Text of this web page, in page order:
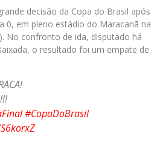
decisão da Copa do Brasil após
0, em pleno estádio do Maracanã na
No confronto de ida, disputado há
o resultado foi um empate de
#CopaDoBrasil